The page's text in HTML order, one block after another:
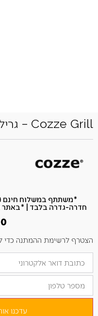
Cozze Grill – גריל חשמלי E-500
חדרה-גדרה בלבד | *באתר
הצטרף לרשימת ההמתנה כדי
הזן
את
כתובת
שלך
כדי
מספר
טלפון
עדכנו